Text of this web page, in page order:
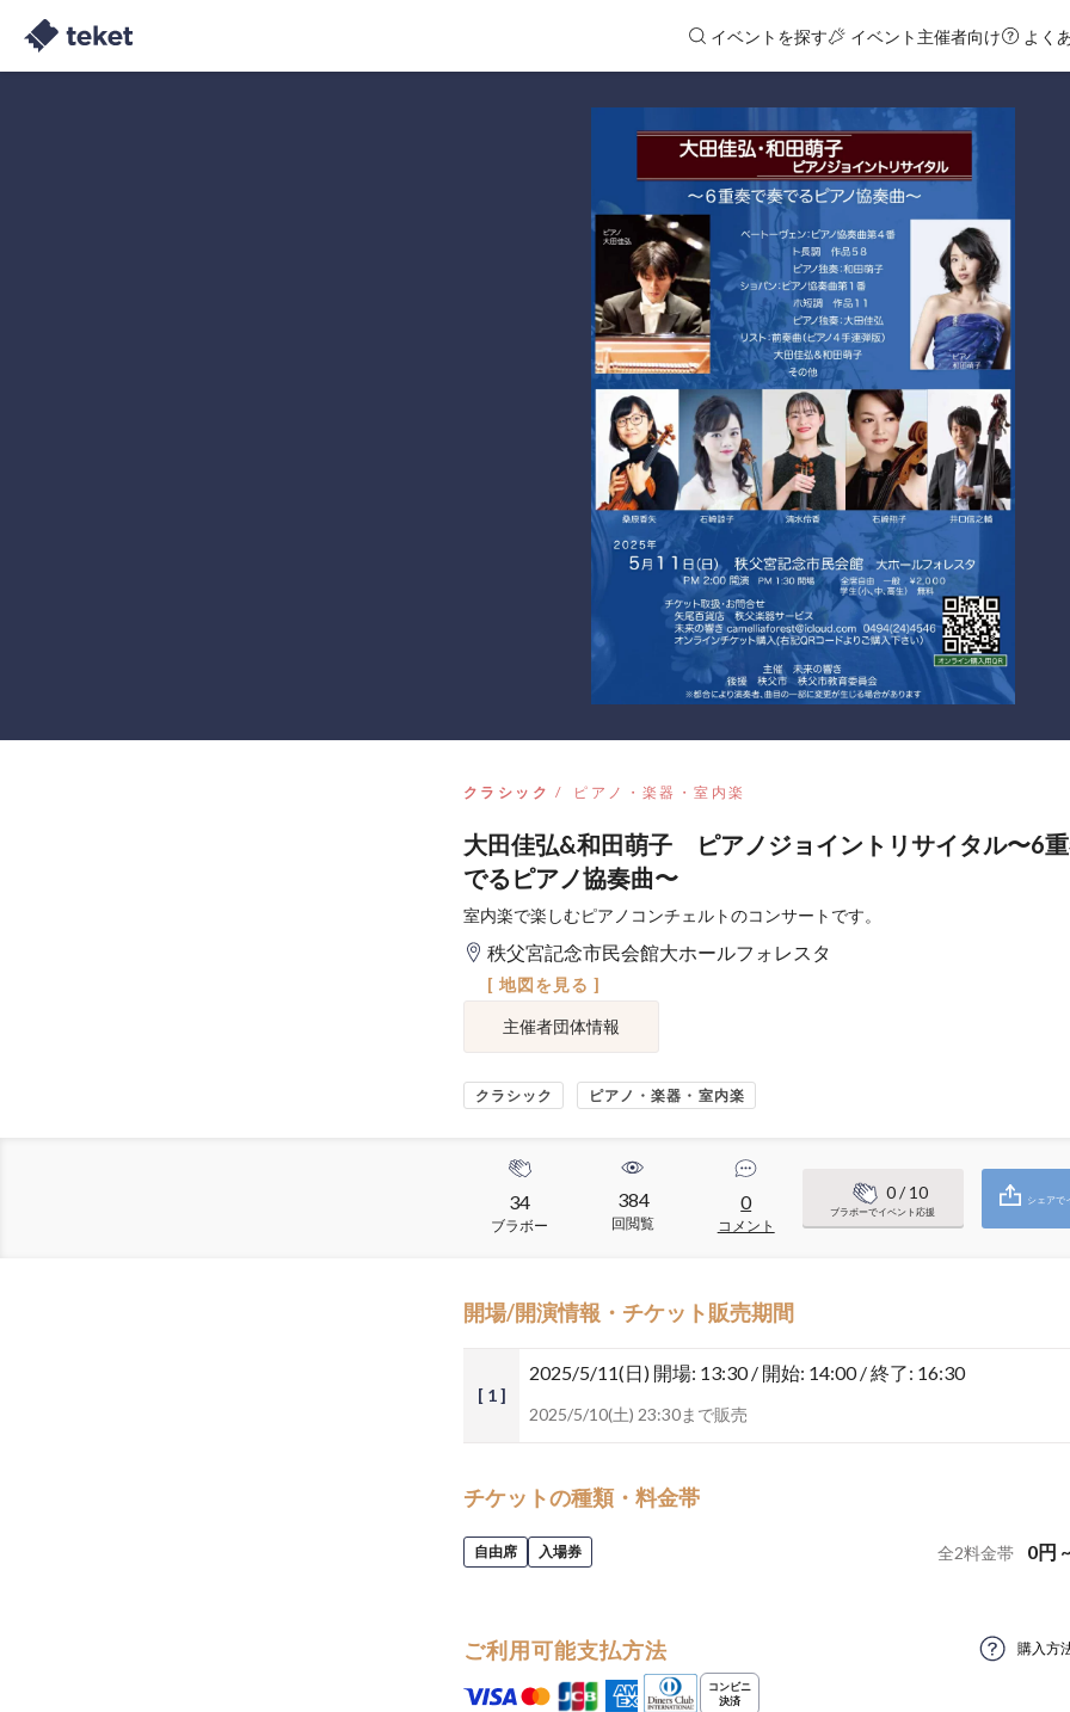
イベントを探す イベント主催者向け よく
クラシック ピアノ・楽器・室内楽
大田佳弘&和田萌子 ピアノジョイントリサイタル〜6
でるピアノ協奏曲〜
室内楽で楽しむピアノコンチェルトのコンサートです。
秩父宮記念市民会館大ホールフォレスタ
[ 地図を見る ]
主催者団体情報
クラシック ピアノ・楽器・室内楽
34
ブラボー
384
回閲覧
0
コメント
0/ 10
ブラボーでイベント応援
シェアで
開場/開演情報・チケット販売期間
[ 1 ]
2025/5/11(日) 開場: 13:30 / 開始: 14:00 / 終了: 16:30
2025/5/10(土) 23:30まで販売
チケットの種類・料金帯
自由席 入場券 全2料金帯 0円
ご利用可能支払方法 購入方